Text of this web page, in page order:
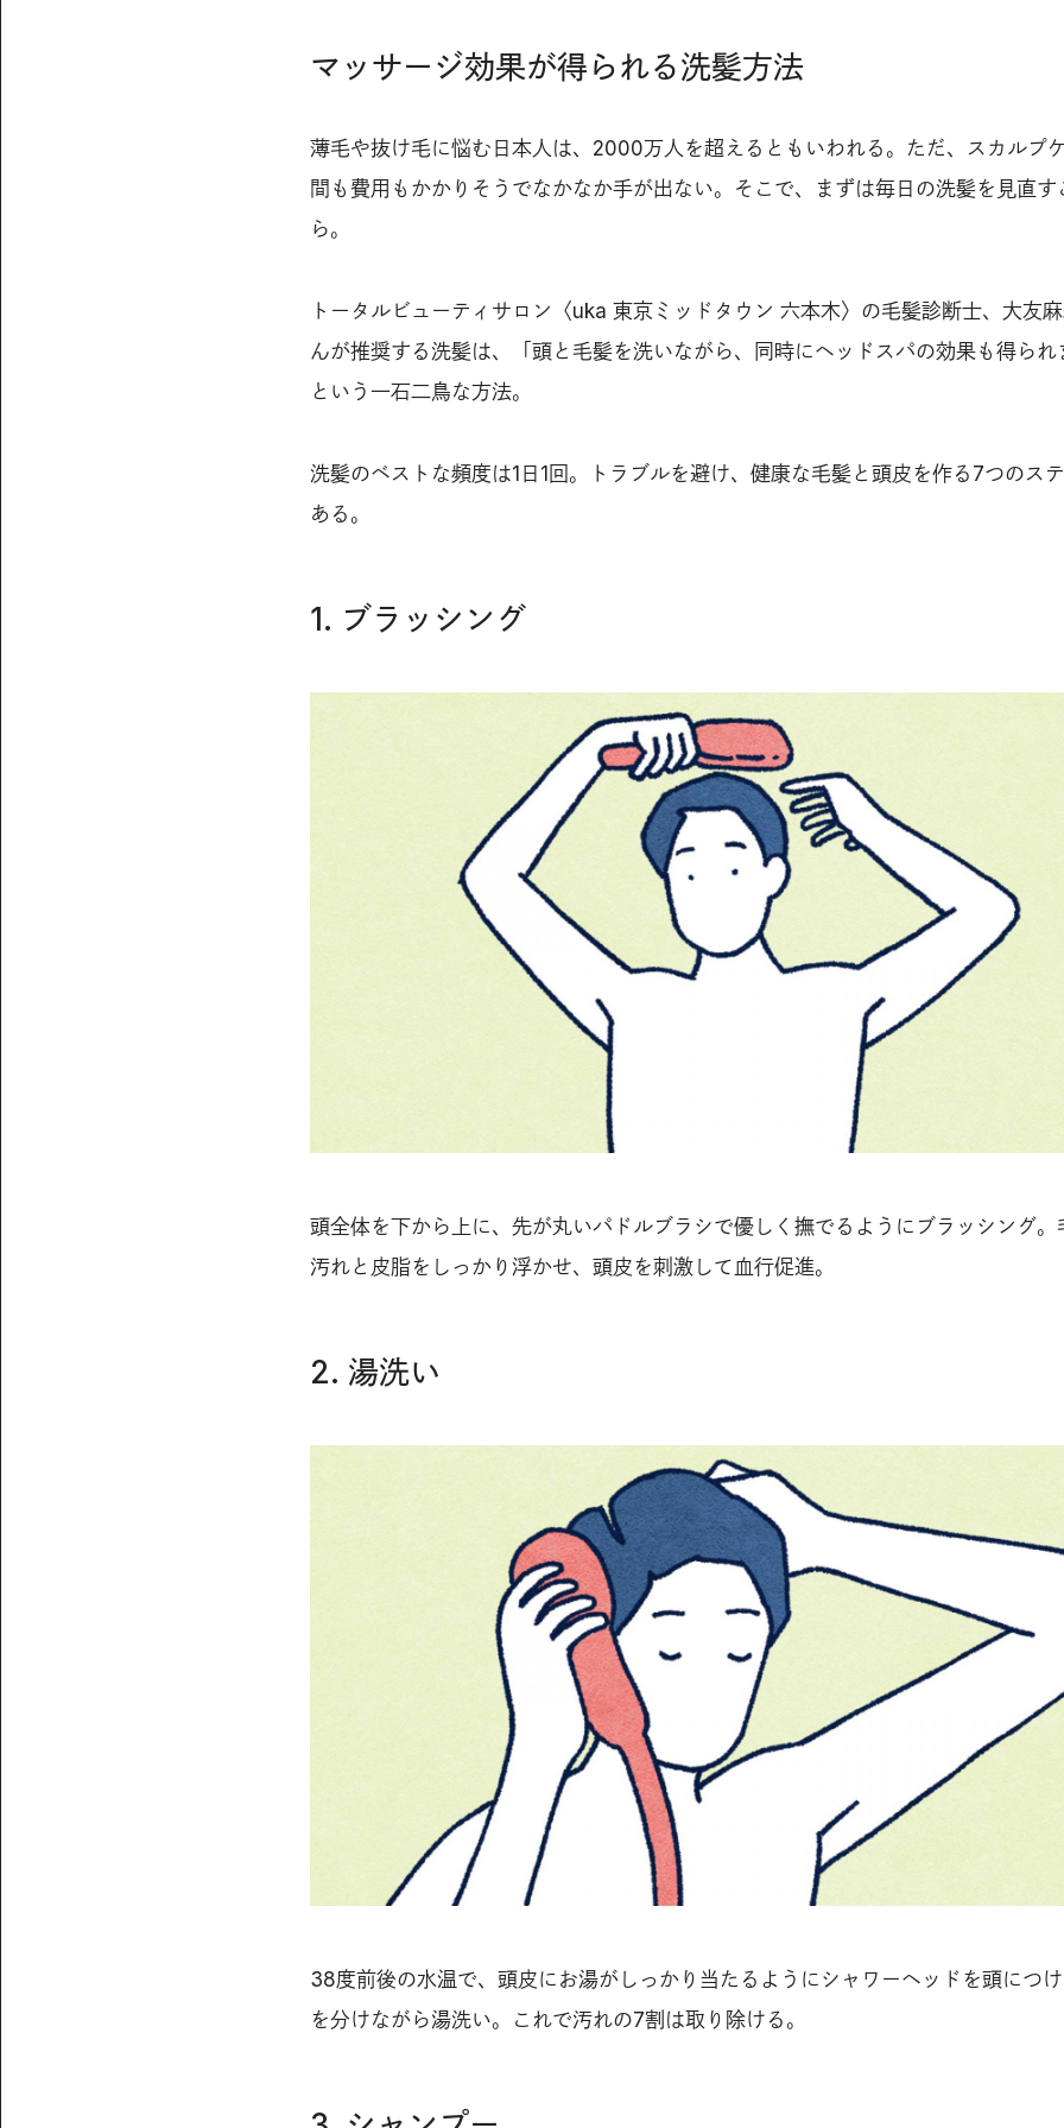
マッサージ効果が得られる洗髪方法
薄毛や抜け毛に悩む日本人は、2000万人を超えるともいわれる。ただ、スカルプ
間も費用もかかりそうでなかなか手が出ない。そこで、まずは毎日の洗髪を見直す
ら。
トータルビューティサロン〈uka 東京ミッドタウン 六本木〉の毛髪診断士、大友
んが推奨する洗髪は、「頭と毛髪を洗いながら、同時にヘッドスパの効果も得られ
という一石二鳥な方法。
洗髪のベストな頻度は1日1回。トラブルを避け、健康な毛髪と頭皮を作る7つのス
ある。
1. ブラッシング
頭全体を下から上に、先が丸いパドルブラシで優しく撫でるようにブラッシング。
汚れと皮脂をしっかり浮かせ、頭皮を刺激して血行促進。
2. 湯洗い
38度前後の水温で、頭皮にお湯がしっかり当たるようにシャワーヘッドを頭につ
を分けながら湯洗い。これで汚れの7割は取り除ける。